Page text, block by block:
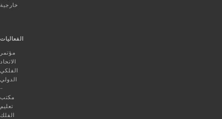
خارجية
الفعاليات
مؤتمر
الاتحاد
الفلكي
الدولي
–
مكتب
تعليم
الفلك